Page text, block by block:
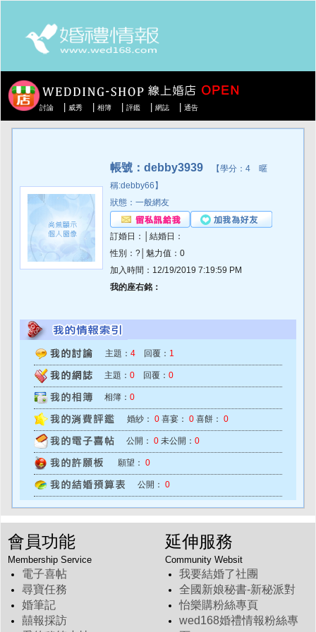
討論 威秀 相簿 評鑑 網誌 通告
帳號：debby3939 【學分：4 暱
稱:debby66】
狀態：一般網友
訂婚日：│結婚日：
性別：?│魅力值：0
加入時間：12/19/2019 7:19:59 PM
我的座右銘：
主題： 4 回覆： 1
主題： 0 回覆： 0
相簿： 0
婚紗： 0 喜宴： 0 喜餅： 0
公開： 0 未公開： 0
願望： 0
公開： 0
會員功能
Membership Service
電子喜帖
尋寶任務
婚筆記
囍報採訪
延伸服務
Community Websit
我要結婚了社團
全國新娘秘書-新秘派對
怡樂購粉絲專頁
wed168婚禮情報粉絲專